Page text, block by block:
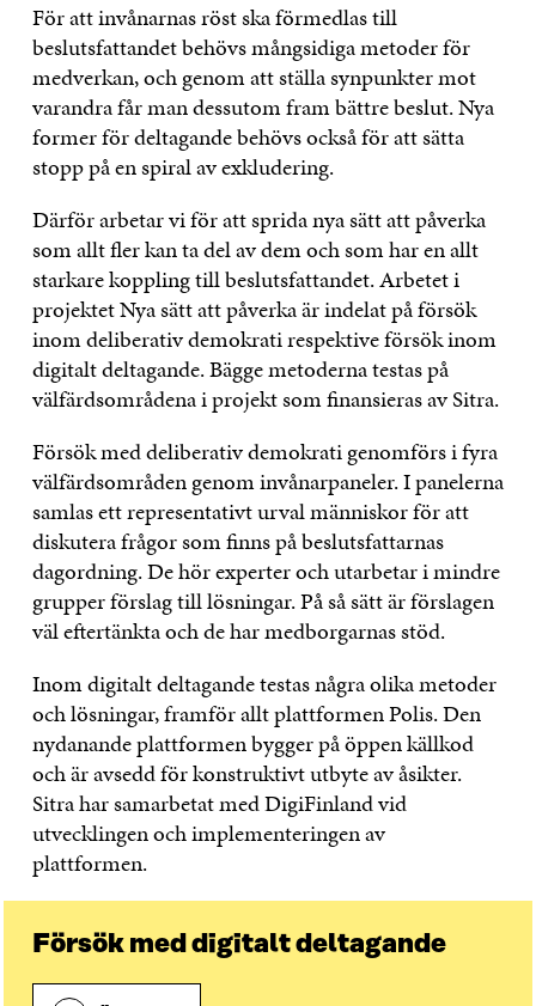
För att invånarnas röst ska förmedlas till
beslutsfattandet behövs mångsidiga metoder för
medverkan, och genom att ställa synpunkter mot
varandra får man dessutom fram bättre beslut. Nya
former för deltagande behövs också för att sätta
stopp på en spiral av exkludering.
Därför arbetar vi för att sprida nya sätt att påverka
som allt fler kan ta del av dem och som har en allt
starkare koppling till beslutsfattandet. Arbetet i
projektet Nya sätt att påverka är indelat på försök
inom deliberativ demokrati respektive försök inom
digitalt deltagande. Bägge metoderna testas på
välfärdsområdena i projekt som finansieras av Sitra.
Försök med deliberativ demokrati genomförs i fyra
välfärdsområden genom invånarpaneler. I panelerna
samlas ett representativt urval människor för att
diskutera frågor som finns på beslutsfattarnas
dagordning. De hör experter och utarbetar i mindre
grupper förslag till lösningar. På så sätt är förslagen
väl eftertänkta och de har medborgarnas stöd.
Inom digitalt deltagande testas några olika metoder
och lösningar, framför allt plattformen Polis. Den
nydanande plattformen bygger på öppen källkod
och är avsedd för konstruktivt utbyte av åsikter.
Sitra har samarbetat med DigiFinland vid
utvecklingen och implementeringen av
plattformen.
Försök med digitalt deltagande